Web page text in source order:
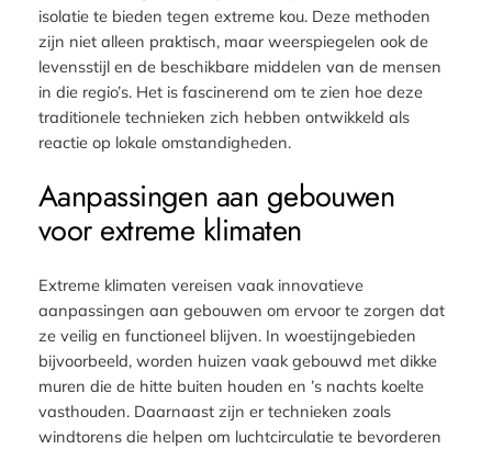
isolatie te bieden tegen extreme kou. Deze methoden
zijn niet alleen praktisch, maar weerspiegelen ook de
levensstijl en de beschikbare middelen van de mensen
in die regio’s. Het is fascinerend om te zien hoe deze
traditionele technieken zich hebben ontwikkeld als
reactie op lokale omstandigheden.
Aanpassingen aan gebouwen
voor extreme klimaten
Extreme klimaten vereisen vaak innovatieve
aanpassingen aan gebouwen om ervoor te zorgen dat
ze veilig en functioneel blijven. In woestijngebieden
bijvoorbeeld, worden huizen vaak gebouwd met dikke
muren die de hitte buiten houden en ’s nachts koelte
vasthouden. Daarnaast zijn er technieken zoals
windtorens die helpen om luchtcirculatie te bevorderen